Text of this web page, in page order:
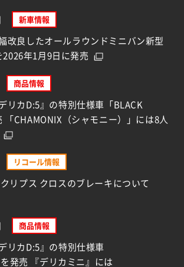
新車情報
改良したオールラウンドミニバン新型
2026年1月9日に発売
商品情報
リカD:5』の特別仕様車「BLACK
CHAMONIX（シャモニー）」には8人
リコール情報
リプス クロスのブレーキについて
商品情報
リカD:5』の特別仕様車
を発売 『デリカミニ』には